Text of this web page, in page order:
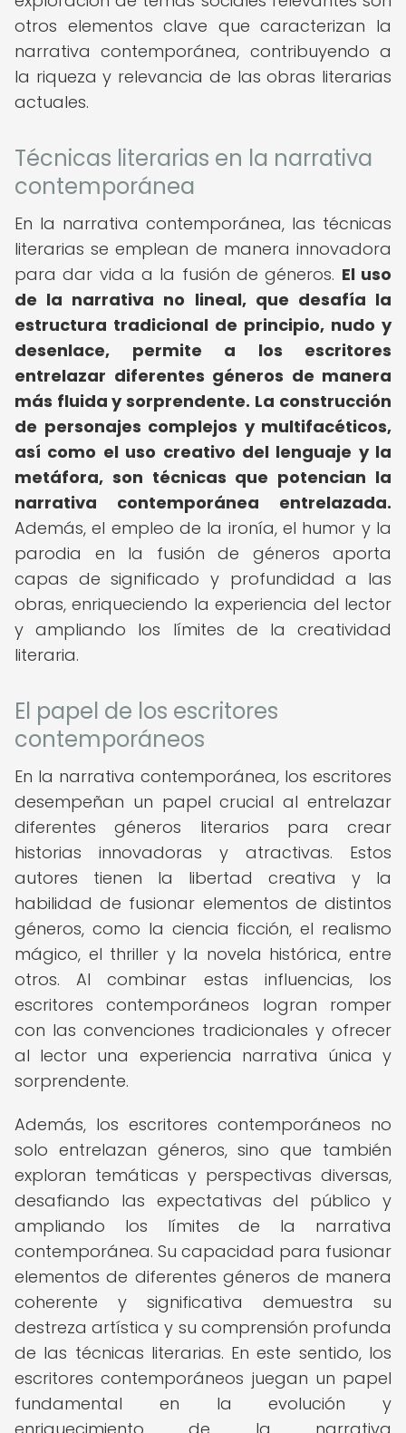
otros elementos clave que caracterizan la
narrativa contemporánea, contribuyendo a
la riqueza y relevancia de las obras literarias
actuales.
Técnicas literarias en la narrativa
contemporánea
En la narrativa contemporánea, las técnicas
literarias se emplean de manera innovadora
para dar vida a la fusión de géneros. El uso
de la narrativa no lineal, que desafía la
estructura tradicional de principio, nudo y
desenlace, permite a los escritores
entrelazar diferentes géneros de manera
más fluida y sorprendente. La construcción
de personajes complejos y multifacéticos,
así como el uso creativo del lenguaje y la
metáfora, son técnicas que potencian la
narrativa contemporánea entrelazada.
Además, el empleo de la ironía, el humor y la
parodia en la fusión de géneros aporta
capas de significado y profundidad a las
obras, enriqueciendo la experiencia del lector
y ampliando los límites de la creatividad
literaria.
El papel de los escritores
contemporáneos
En la narrativa contemporánea, los escritores
desempeñan un papel crucial al entrelazar
diferentes géneros literarios para crear
historias innovadoras y atractivas. Estos
autores tienen la libertad creativa y la
habilidad de fusionar elementos de distintos
géneros, como la ciencia ficción, el realismo
mágico, el thriller y la novela histórica, entre
otros. Al combinar estas influencias, los
escritores contemporáneos logran romper
con las convenciones tradicionales y ofrecer
al lector una experiencia narrativa única y
sorprendente.
Además, los escritores contemporáneos no
solo entrelazan géneros, sino que también
exploran temáticas y perspectivas diversas,
desafiando las expectativas del público y
ampliando los límites de la narrativa
contemporánea. Su capacidad para fusionar
elementos de diferentes géneros de manera
coherente y significativa demuestra su
destreza artística y su comprensión profunda
de las técnicas literarias. En este sentido, los
escritores contemporáneos juegan un papel
fundamental en la evolución y